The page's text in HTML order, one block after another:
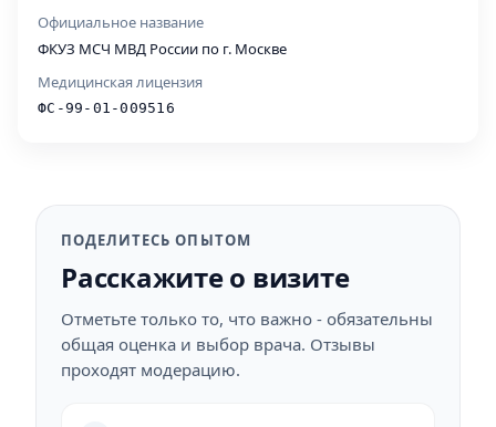
Официальное название
ФКУЗ МСЧ МВД России по г. Москве
Медицинская лицензия
ФС-99-01-009516
ПОДЕЛИТЕСЬ ОПЫТОМ
Расскажите о визите
Отметьте только то, что важно - обязательны
общая оценка и выбор врача. Отзывы
проходят модерацию.